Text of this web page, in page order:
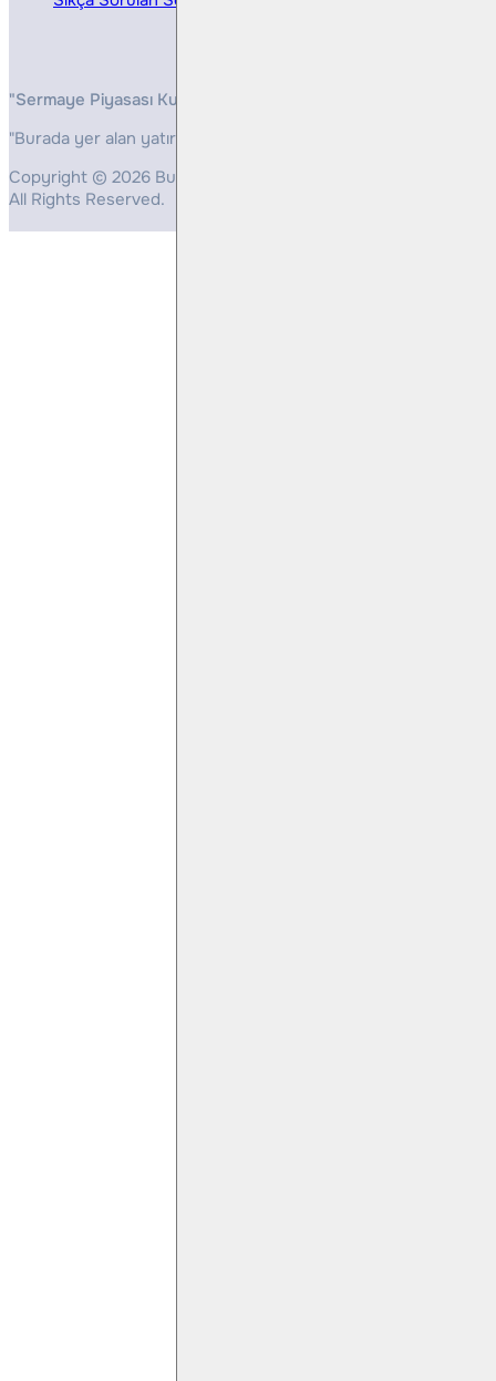
"Sermaye Piyasası Kurulunun, Yatırım Hizmetleri ve
"Burada yer alan yatırım bilgi, yorum ve tavsiyeleri yatırım
Copyright © 2026 Bulls Yatırım Menkul Değerler
All Rights Reserved.